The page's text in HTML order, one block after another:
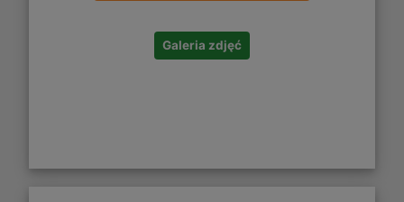
Galeria zdjęć